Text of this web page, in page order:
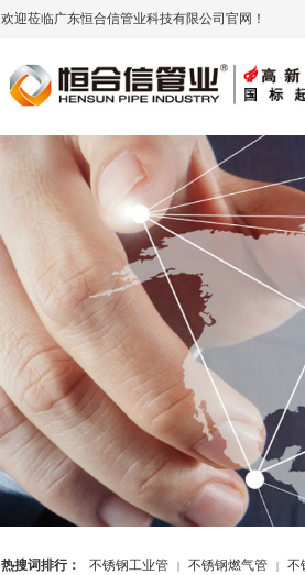
欢迎莅临广东恒合信管业科技有限公司官网！
热搜词排行： 不锈钢工业管 | 不锈钢燃气管 | 不